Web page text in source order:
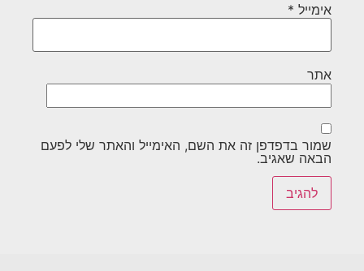
אימייל *
אתר
שמור בדפדפן זה את השם, האימייל והאתר שלי לפעם
הבאה שאגיב.